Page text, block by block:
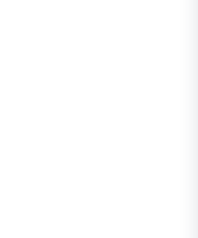
kr – Se Toftlunds dyreste